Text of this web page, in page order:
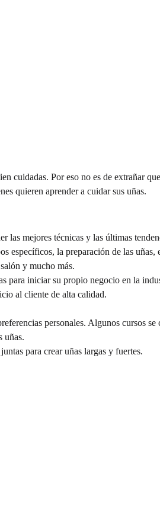
cuidadas. Por eso no es de extrañar
quieren aprender a cuidar sus uñas.
las mejores técnicas y las últimas
específicos, la preparación de las
y mucho más.
para iniciar su propio negocio en la
al cliente de alta calidad.
personales. Algunos cursos
uñas.
para crear uñas largas y fuertes.